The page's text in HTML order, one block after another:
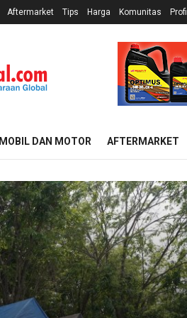
Aftermarket Tips Harga Komunitas Profil
MOBIL DAN MOTOR AFTERMARKET